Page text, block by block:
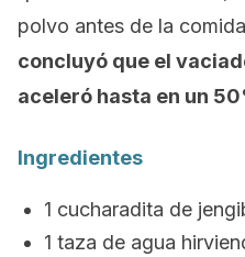
polvo antes de la
concluyó que el
aceleró hasta en un
Ingredientes
1 cucharadita de
1 taza de agua